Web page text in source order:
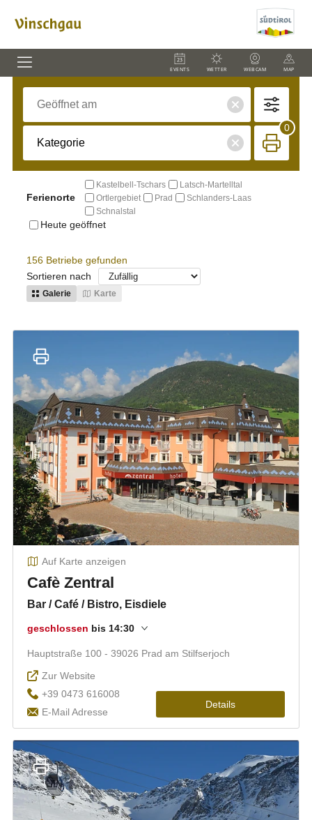
EVENTS WETTER WEBCAM MAP